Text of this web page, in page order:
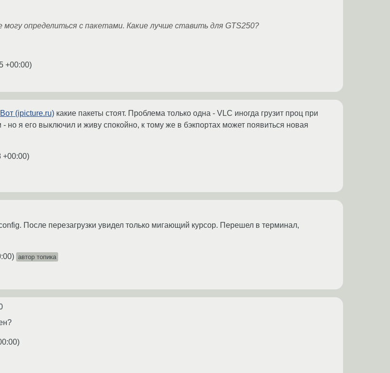
определиться с пакетами. Какие лучше ставить для GTS250?
+00:00)
Вот (ipicture.ru) какие пакеты стоят. Проблема только одна - VLC иногда грузит проц при
но я его выключил и живу спокойно, к тому же в бэкпортах может появиться новая
+00:00)
После перезагрузки увидел только мигающий курсор. Перешел в терминал,
) автор топика
)